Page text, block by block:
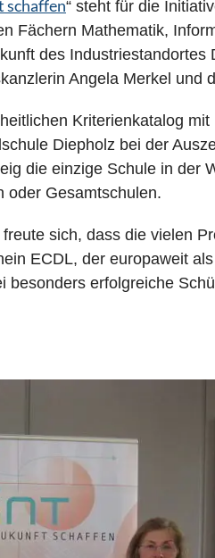
schaffen“ steht für die
Fächern Mathematik,
des
Angela Merkel und
Kriterienkatalog
Diepholz bei der
die einzige Schule in der
oder Gesamtschulen.
sich, dass die vielen
ECDL, der europaweit
erfolgreiche